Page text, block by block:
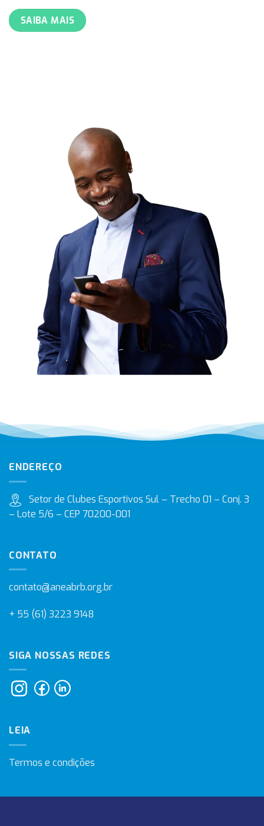
SAIBA MAIS
ENDEREÇO
Setor de Clubes Esportivos Sul – Trecho 01 – Conj. 3
– Lote 5/6 – CEP 70200-001
CONTATO
contato@aneabrb.org.br
+ 55 (61) 3223 9148
SIGA NOSSAS REDES
LEIA
Termos e condições